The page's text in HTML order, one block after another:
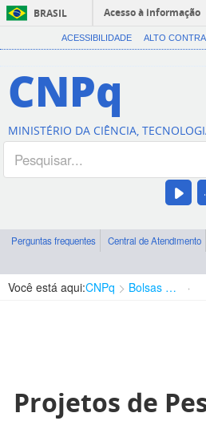
BRASIL
Acesso à informação
ACESSIBILIDADE ALTO
CNPq
MINISTÉRIO DA CIÊNCIA,
Perguntas frequentes Central de Atendimento
Você está aqui:CNPq Bolsas e Auxílios Vigentes
Projetos de